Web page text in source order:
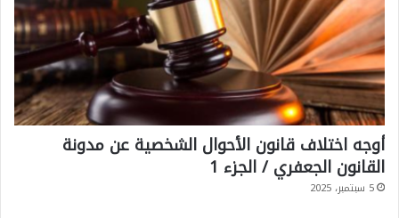
ا
س
ت
ر
ا
ي
أوجه اختلاف قانون الأحوال الشخصية عن مدونة
القانون الجعفري / الجزء 1
5 سبتمبر، 2025